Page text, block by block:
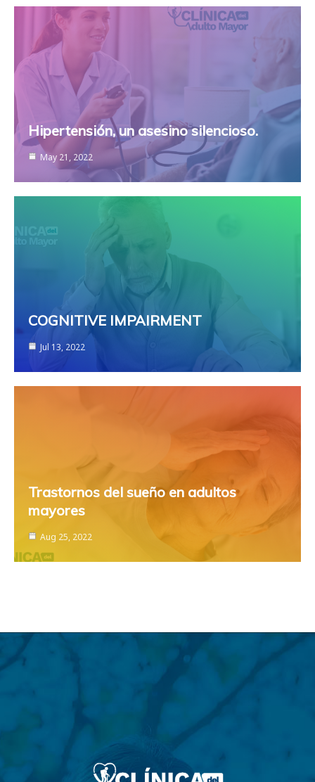
Hipertensión, un asesino silencioso.
May 21, 2022
COGNITIVE IMPAIRMENT
Jul 13, 2022
Trastornos del sueño en adultos
mayores
Aug 25, 2022